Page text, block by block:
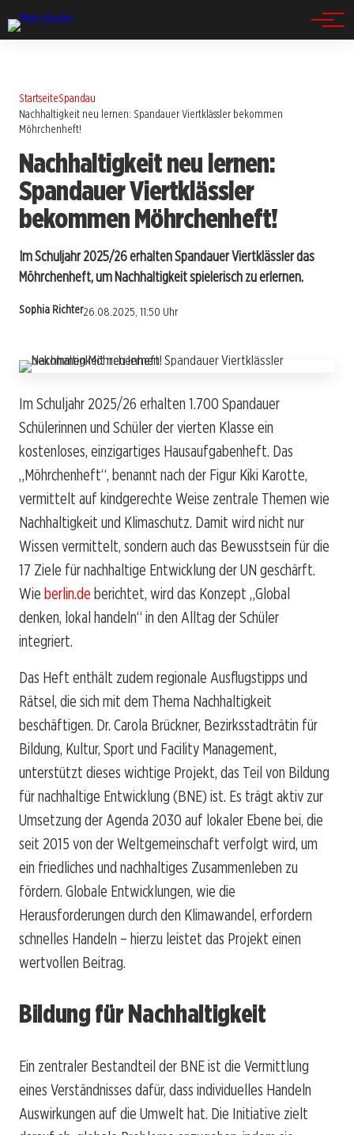
StartseiteSpandau
Nachhaltigkeit neu lernen: Spandauer Viertklässler bekommen
Möhrchenheft!
Nachhaltigkeit neu lernen:
Spandauer Viertklässler
bekommen Möhrchenheft!
Im Schuljahr 2025/26 erhalten Spandauer Viertklässler das
Möhrchenheft, um Nachhaltigkeit spielerisch zu erlernen.
Sophia Richter26.08.2025, 11:50 Uhr
Im Schuljahr 2025/26 erhalten 1.700 Spandauer
Schülerinnen und Schüler der vierten Klasse ein
kostenloses, einzigartiges Hausaufgabenheft. Das
„Möhrchenheft“, benannt nach der Figur Kiki Karotte,
vermittelt auf kindgerechte Weise zentrale Themen wie
Nachhaltigkeit und Klimaschutz. Damit wird nicht nur
Wissen vermittelt, sondern auch das Bewusstsein für die
17 Ziele für nachhaltige Entwicklung der UN geschärft.
Wie berlin.de berichtet, wird das Konzept „Global
denken, lokal handeln“ in den Alltag der Schüler
integriert.
Das Heft enthält zudem regionale Ausflugstipps und
Rätsel, die sich mit dem Thema Nachhaltigkeit
beschäftigen. Dr. Carola Brückner, Bezirksstadträtin für
Bildung, Kultur, Sport und Facility Management,
unterstützt dieses wichtige Projekt, das Teil von Bildung
für nachhaltige Entwicklung (BNE) ist. Es trägt aktiv zur
Umsetzung der Agenda 2030 auf lokaler Ebene bei, die
seit 2015 von der Weltgemeinschaft verfolgt wird, um
ein friedliches und nachhaltiges Zusammenleben zu
fördern. Globale Entwicklungen, wie die
Herausforderungen durch den Klimawandel, erfordern
schnelles Handeln – hierzu leistet das Projekt einen
wertvollen Beitrag.
Bildung für Nachhaltigkeit
Ein zentraler Bestandteil der BNE ist die Vermittlung
eines Verständnisses dafür, dass individuelles Handeln
Auswirkungen auf die Umwelt hat. Die Initiative zielt